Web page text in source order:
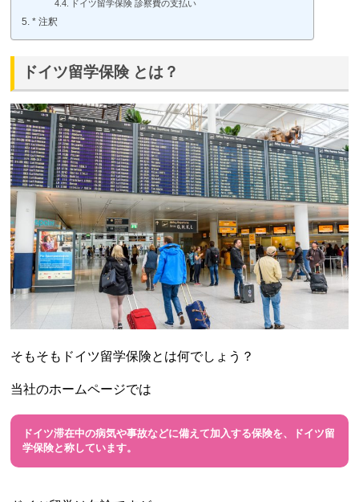
ドイツ留学保険 診察費の支払い
* 注釈
ドイツ留学保険 とは？
そもそもドイツ留学保険とは何でしょう？
当社のホームページでは
ドイツ滞在中の病気や事故などに備えて加入する保険を、ドイツ留
学保険と称しています。